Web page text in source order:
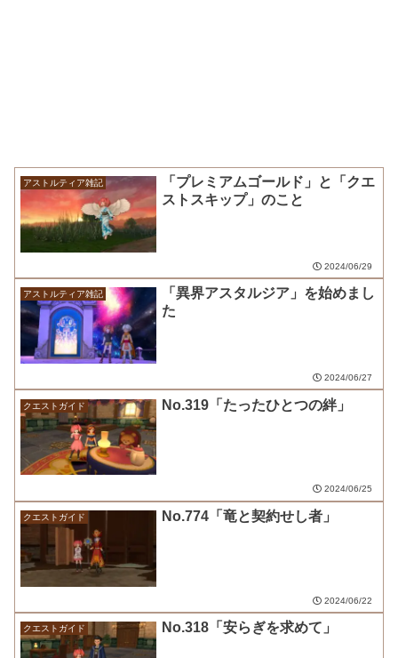
アストルティア雑記
「プレミアムゴールド」と「クエ
ストスキップ」のこと
2024/06/29
アストルティア雑記
「異界アスタルジア」を始めまし
た
2024/06/27
クエストガイド No.319「たったひとつの絆」
2024/06/25
クエストガイド No.774「竜と契約せし者」
2024/06/22
クエストガイド No.318「安らぎを求めて」